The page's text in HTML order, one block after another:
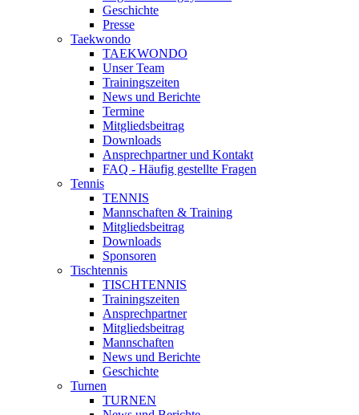
Geschichte
Presse
Taekwondo
TAEKWONDO
Unser Team
Trainingszeiten
News und Berichte
Termine
Mitgliedsbeitrag
Downloads
Ansprechpartner und Kontakt
FAQ - Häufig gestellte Fragen
Tennis
TENNIS
Mannschaften & Training
Mitgliedsbeitrag
Downloads
Sponsoren
Tischtennis
TISCHTENNIS
Trainingszeiten
Ansprechpartner
Mitgliedsbeitrag
Mannschaften
News und Berichte
Geschichte
Turnen
TURNEN